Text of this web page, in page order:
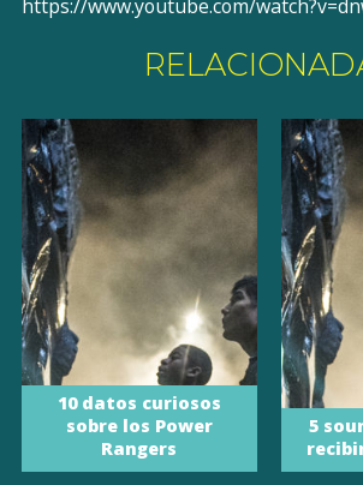
https://www.youtube.com/
10 datos curiosos
sobre los Power
Rangers
5